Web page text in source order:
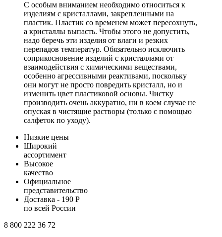
С особым вниманием необходимо относиться к
изделиям с кристаллами, закрепленными на
пластик. Пластик со временем может пересохнуть,
а кристаллы выпасть. Чтобы этого не допустить,
надо беречь эти изделия от влаги и резких
перепадов температур. Обязательно исключить
соприкосновение изделий с кристаллами от
взаимодействия с химическими веществами,
особенно агрессивными реактивами, поскольку
они могут не просто повредить кристалл, но и
изменить цвет пластиковой основы. Чистку
производить очень аккуратно, ни в коем случае не
опуская в чистящие растворы (только с помощью
салфеток по уходу).
Низкие цены
Широкий
ассортимент
Высокое
качество
Официальное
представительство
Доставка - 190 Р
по всей России
8 800 222 36 72